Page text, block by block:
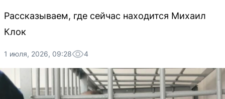
Рассказываем, где сейчас находится Михаил
Клок
1 июля, 2026, 09:28 4